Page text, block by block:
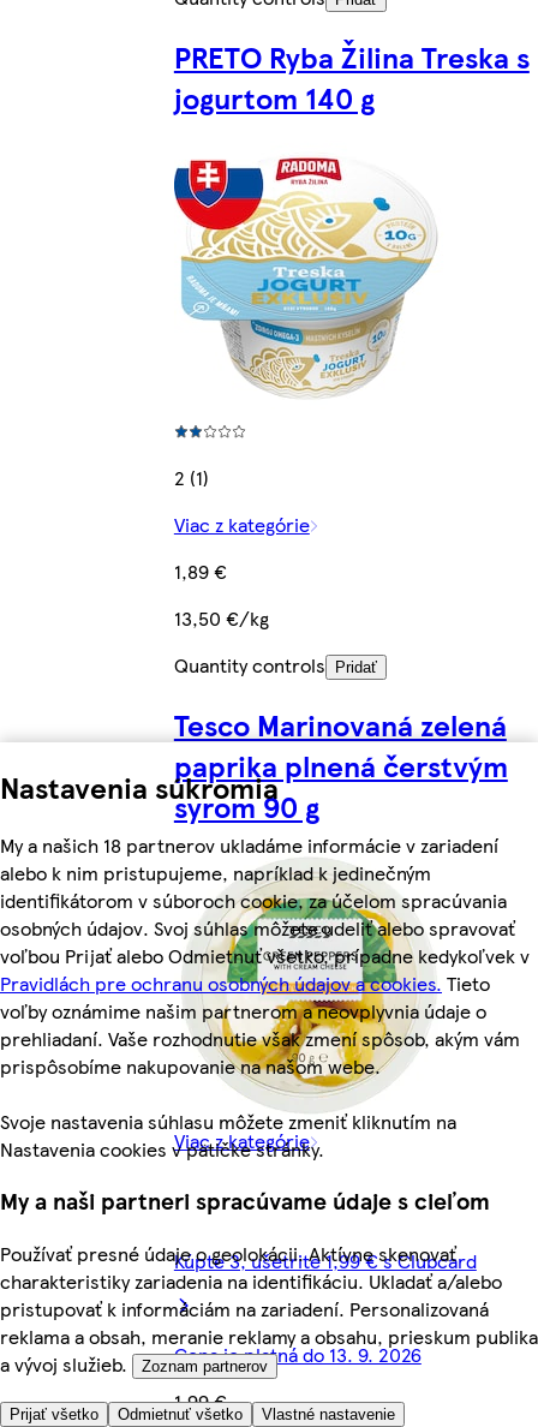
Nastavenia súkromia
My a našich 18 partnerov ukladáme informácie v zariadení
alebo k nim pristupujeme, napríklad k jedinečným
identifikátorom v súboroch cookie, za účelom spracúvania
osobných údajov. Svoj súhlas môžete udeliť alebo spravovať
voľbou Prijať alebo Odmietnuť všetko, prípadne kedykoľvek v
Pravidlách pre ochranu osobných údajov a cookies. Tieto
voľby oznámime našim partnerom a neovplyvnia údaje o
prehliadaní. Vaše rozhodnutie však zmení spôsob, akým vám
prispôsobíme nakupovanie na našom webe.
Svoje nastavenia súhlasu môžete zmeniť kliknutím na
Nastavenia cookies v pätičke stránky.
My a naši partneri spracúvame údaje s cieľom
Používať presné údaje o geolokácii. Aktívne skenovať
charakteristiky zariadenia na identifikáciu. Ukladať a/alebo
pristupovať k informáciám na zariadení. Personalizovaná
reklama a obsah, meranie reklamy a obsahu, prieskum publika
a vývoj služieb.
Zoznam partnerov
Prijať všetko Odmietnuť všetko Vlastné nastavenie
PRETO Ryba Žilina Treska s
jogurtom 140 g
2 (1)
Viac z kategórie
1,89 €
13,50 €/kg
Quantity controls
Pridať
Tesco Marinovaná zelená
paprika plnená čerstvým
syrom 90 g
Viac z kategórie
Kúpte 3, ušetrite 1,99 € s Clubcard
Cena je platná do 13. 9. 2026
1,99 €